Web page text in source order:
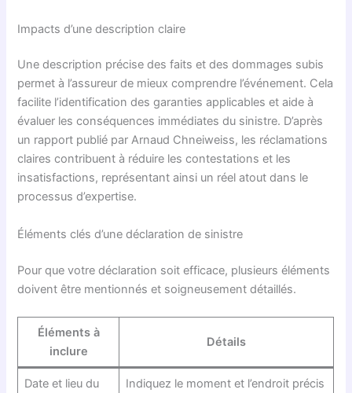
Impacts d’une description claire
Une description précise des faits et des dommages subis
permet à l’assureur de mieux comprendre l’événement. Cela
facilite l’identification des garanties applicables et aide à
évaluer les conséquences immédiates du sinistre. D’après
un rapport publié par Arnaud Chneiweiss, les réclamations
claires contribuent à réduire les contestations et les
insatisfactions, représentant ainsi un réel atout dans le
processus d’expertise.
Éléments clés d’une déclaration de sinistre
Pour que votre déclaration soit efficace, plusieurs éléments
doivent être mentionnés et soigneusement détaillés.
Éléments à
inclure
Détails
Date et lieu du
Indiquez le moment et l’endroit précis